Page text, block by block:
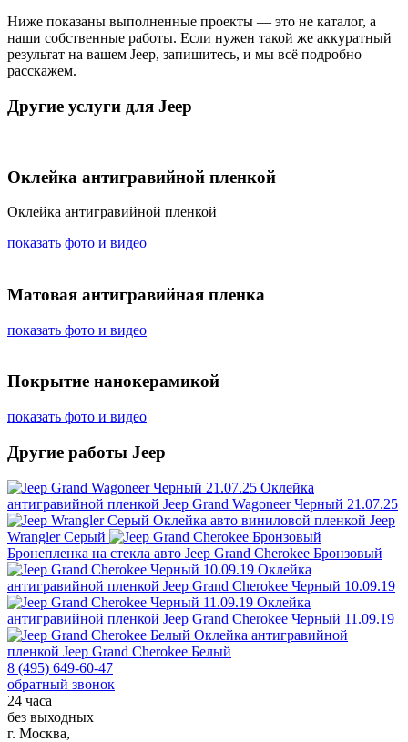
Ниже показаны выполненные проекты — это не каталог, а
наши собственные работы. Если нужен такой же аккуратный
результат на вашем Jeep, запишитесь, и мы всё подробно
расскажем.
Другие услуги для Jeep
Оклейка антигравийной пленкой
Оклейка антигравийной пленкой
показать фото и видео
Матовая антигравийная пленка
показать фото и видео
Покрытие нанокерамикой
показать фото и видео
Другие работы Jeep
Оклейка
антигравийной пленкой Jeep Grand Wagoneer Черный 21.07.25
Оклейка авто виниловой пленкой Jeep
Wrangler Серый
Бронепленка на стекла авто Jeep Grand Cherokee Бронзовый
Оклейка
антигравийной пленкой Jeep Grand Cherokee Черный 10.09.19
Оклейка
антигравийной пленкой Jeep Grand Cherokee Черный 11.09.19
Оклейка антигравийной
пленкой Jeep Grand Cherokee Белый
8 (495) 649-60-47
обратный звонок
24 часа
без выходных
г. Москва,